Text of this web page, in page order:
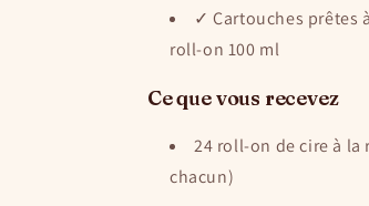
✓ Cartouches prêtes
roll-on 100 ml
Ce que vous recevez
24 roll-on de cire à la
chacun)